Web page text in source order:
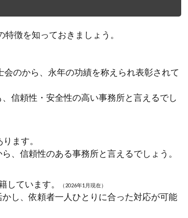
徴を知っておきましょう。
のから、永年の功績を称えられ表彰されて
信頼性・安全性の高い事務所と言えるでし
ます。
、信頼性のある事務所と言えるでしょう。
しています。
（2026年1月現在）
し、依頼者一人ひとりに合った対応が可能